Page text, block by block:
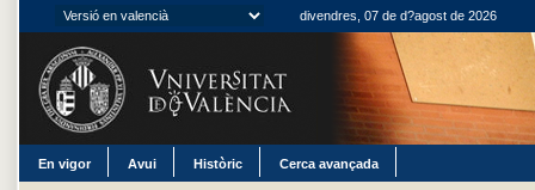
divendres, 07 de d?agost de 2026
En vigor Avui Històric Cerca avançada